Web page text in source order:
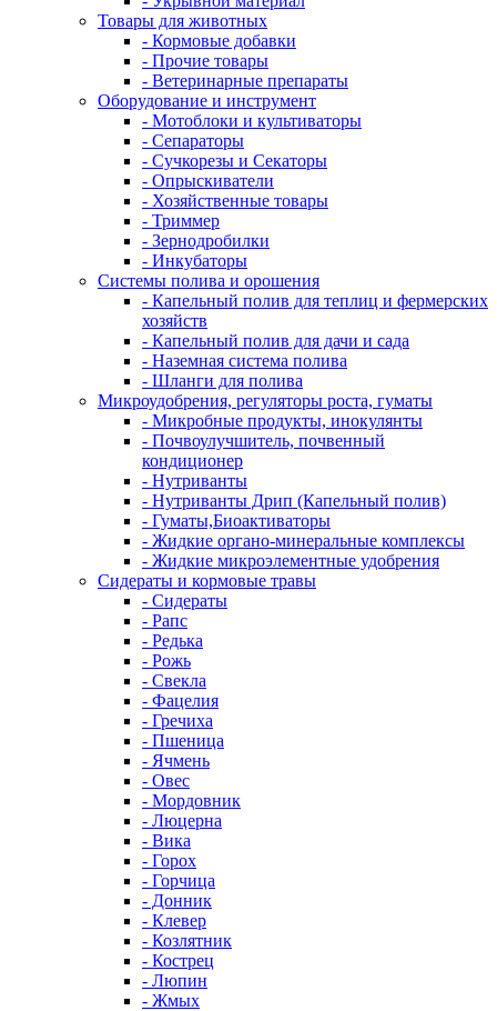
Товары для животных
- Кормовые добавки
- Прочие товары
- Ветеринарные препараты
Оборудование и инструмент
- Мотоблоки и культиваторы
- Сепараторы
- Сучкорезы и Секаторы
- Опрыскиватели
- Хозяйственные товары
- Триммер
- Зернодробилки
- Инкубаторы
Системы полива и орошения
- Капельный полив для теплиц и фермерских
хозяйств
- Капельный полив для дачи и сада
- Наземная система полива
- Шланги для полива
Микроудобрения, регуляторы роста, гуматы
- Микробные продукты, инокулянты
- Почвоулучшитель, почвенный
кондиционер
- Нутриванты
- Нутриванты Дрип (Капельный полив)
- Гуматы,Биоактиваторы
- Жидкие органо-минеральные комплексы
- Жидкие микроэлементные удобрения
Сидераты и кормовые травы
- Сидераты
- Рапс
- Редька
- Рожь
- Свекла
- Фацелия
- Гречиха
- Пшеница
- Ячмень
- Овес
- Мордовник
- Люцерна
- Вика
- Горох
- Горчица
- Донник
- Клевер
- Козлятник
- Кострец
- Люпин
- Жмых